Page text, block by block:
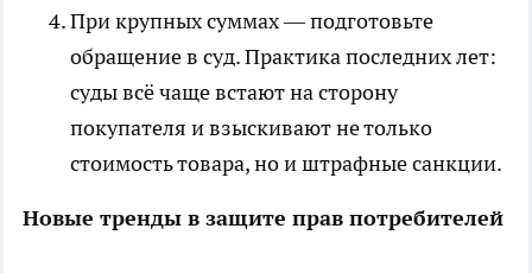
При крупных суммах — подготовьте
обращение в суд. Практика последних лет:
суды всё чаще встают на сторону
покупателя и взыскивают не только
стоимость товара, но и штрафные санкции.
Новые тренды в защите прав потребителей